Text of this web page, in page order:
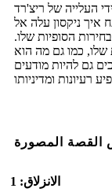
העלייה של ריצ'רד
איך ניקסון עלה אל
הסופיות שלו.
שלו, כמו גם מה הוא
גם להיות מודעים
القصة المصورة
الانزلاق: 1